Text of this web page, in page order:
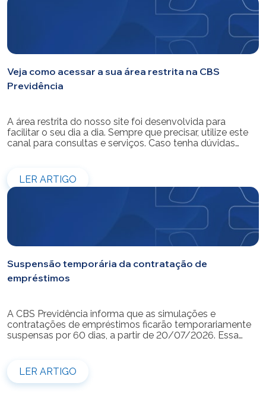
Veja como acessar a sua área restrita na CBS
Previdência
A área restrita do nosso site foi desenvolvida para
facilitar o seu dia a dia. Sempre que precisar, utilize este
canal para consultas e serviços. Caso tenha dúvidas
LER ARTIGO
Suspensão temporária da contratação de
empréstimos
A CBS Previdência informa que as simulações e
contratações de empréstimos ficarão temporariamente
suspensas por 60 dias, a partir de 20/07/2026. Essa
realizar novas simulações ou contratar empréstimos
pelos canais disponibilizados pela CBS Previdência.
Recomendamos que os participantes que […]
LER ARTIGO